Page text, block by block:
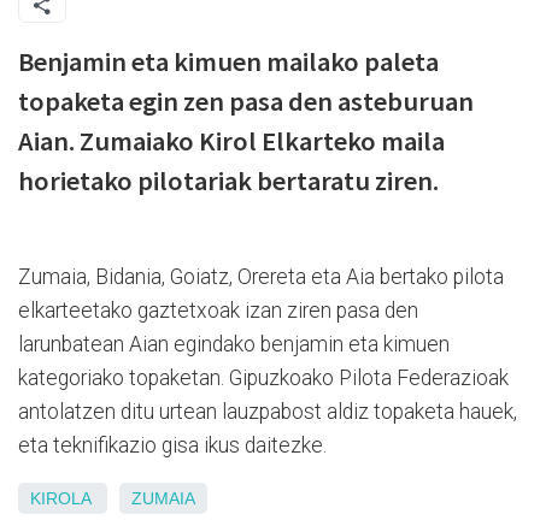
Benjamin eta kimuen mailako paleta
topaketa egin zen pasa den asteburuan
Aian. Zumaiako Kirol Elkarteko maila
horietako pilotariak bertaratu ziren.
Zumaia, Bidania, Goiatz, Orereta eta Aia bertako pilota
elkarteetako gaztetxoak izan ziren pasa den
larunbatean Aian egindako benjamin eta kimuen
kategoriako topaketan. Gipuzkoako Pilota Federazioak
antolatzen ditu urtean lauzpabost aldiz topaketa hauek,
eta teknifikazio gisa ikus daitezke.
KIROLA ZUMAIA